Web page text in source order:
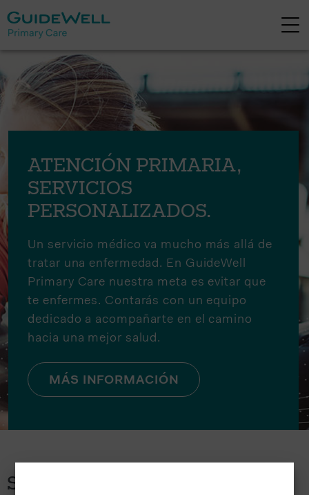
ATENCIÓN PRIMARIA,
SERVICIOS
PERSONALIZADOS.
Un servicio médico va mucho más allá de
tratar una enfermedad. En GuideWell
Primary Care nuestra meta es evitar que
te enfermes. Contarás con un equipo
dedicado a acompañarte en el camino
hacia una mejor salud.
MÁS INFORMACIÓN
SERVICIOS QUE OFRECEMOS